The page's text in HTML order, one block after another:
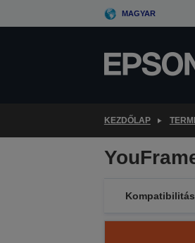
to
MAGYAR
KEZDŐLAP
Kompatibilitás